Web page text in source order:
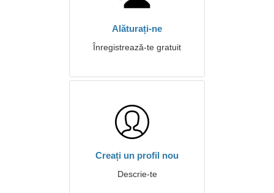
Alăturați-ne
Înregistrează-te gratuit
Creați un profil nou
Descrie-te